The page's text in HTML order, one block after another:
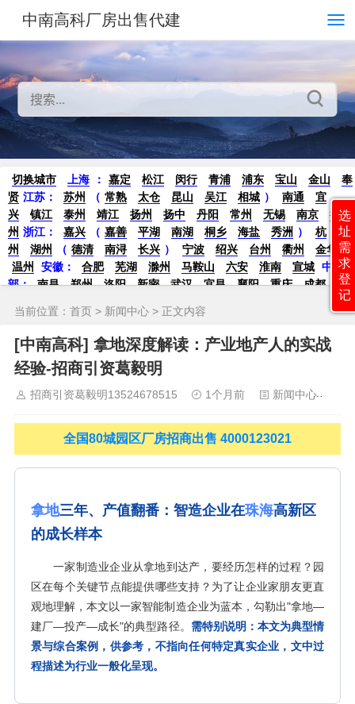
中南高科厂房出售代建
切换城市 上海 ： 嘉定 松江 闵行 青浦 浦东 宝山 金山
奉
贤 江苏： 苏州 （ 常熟 太仓 昆山 吴江 相城 ） 南通
宜
兴
镇江 泰州 靖江 扬州 扬中 丹阳 常州 无锡 南京
徐
州 浙江： 嘉兴 （ 嘉善 平湖 南湖 桐乡 海盐 秀洲 ）
杭
州
湖州 （ 德清 南浔 长兴 ） 宁波 绍兴 台州 衢州
金华
温州
安徽： 合肥 芜湖 滁州 马鞍山 六安 淮南 宣城 中
部： 南昌 郑州 洛阳 新密 武汉 宜昌 襄阳 重庆 成都
德
固
安
香河 大厂 永清 三河 霸州 ）
晋中
沈阳 济南 济宁 绵阳 石家庄 沧州 唐山 潍坊
德州
威海
烟台 青岛 珠三角： 广州 东莞 江门 惠州 肇庆
中
山
佛山 清远 福建： 福州
华北： 沈阳 大连 海外园区： 印尼 泰国 越南 柬埔寨
华夏幸福
联东U谷 万洋 均和 平谦迈高 咨询热线： 400-0123-
当前位置： 首页 > 新闻中心 > 正文内容
[中南高科] 拿地深度解读：产业地产人的实战
经验-招商引资葛毅明
招商引资葛毅明13524678515 1个月前 新闻中心
全国80城园区厂房招商出售 4000123021
拿地三年、产值翻番：智造企业在珠海高新区
的成长样本
一家制造业企业从拿地到达产，要经历怎样的过程？园
区在每个关键节点能提供哪些支持？为了让企业家朋友更直
观地理解，本文以一家智能制造企业为蓝本，勾勒出"拿地—
建厂—投产—成长"的典型路径。 需特别说明：本文为典型情
景与综合案例，供参考，不指向任何特定真实企业，文中过
程描述为行业一般化呈现。
选
址
需
求
登
记